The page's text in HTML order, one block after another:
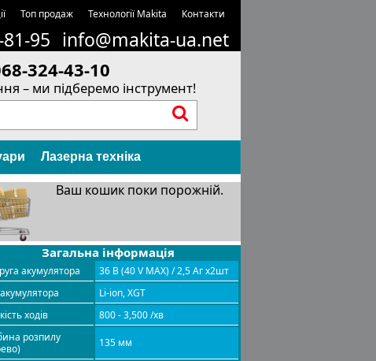
Топ продаж Технології Makita Контакти
95 info@makita-ua.net
324-43-10
– ми підберемо інструмент!
Лазерна техніка
Ваш кошик поки порожній.
Загальна інформація
акумулятора
36 В (40 V MAX) / 2,5 Аг х2шт
Li-ion, XGT
ходів
800 - 3,500 /хв
розпилу
135 мм